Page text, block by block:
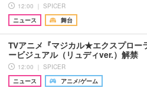
12:00 ｜ SPICER
ニュース
舞台
TVアニメ『マジカル★エクスプロー
ービジュアル（リュディver.）解禁
12:00 ｜ SPICER
ニュース
アニメ/ゲーム